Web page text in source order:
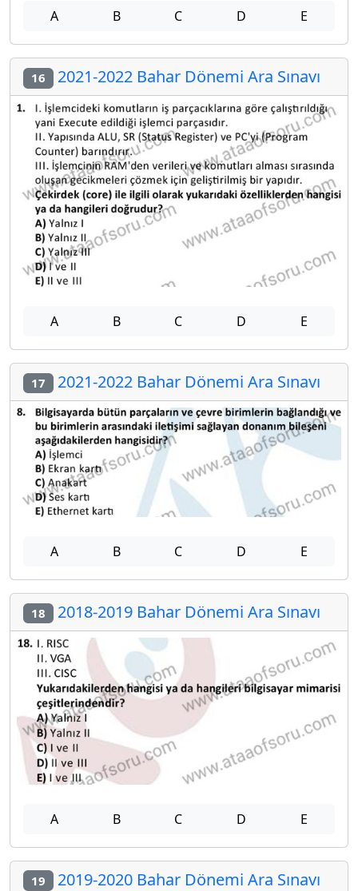
A B C D E
16 2021-2022 Bahar Dönemi Ara Sınavı
A B C D E
17 2021-2022 Bahar Dönemi Ara Sınavı
A B C D E
18 2018-2019 Bahar Dönemi Ara Sınavı
A B C D E
19 2019-2020 Bahar Dönemi Ara Sınavı